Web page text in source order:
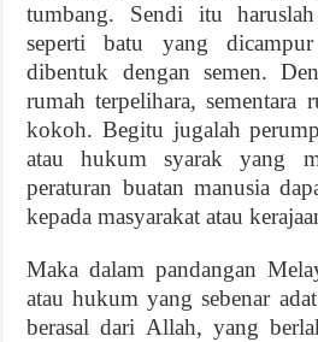
tumbang. Sendi itu
seperti batu yang
dibentuk dengan semen.
rumah terpelihara, sementara
kokoh. Begitu jugalah
atau hukum syarak yang
peraturan buatan manusia
kepada masyarakat atau
Maka dalam pandangan
atau hukum yang sebenar
berasal dari Allah, yang